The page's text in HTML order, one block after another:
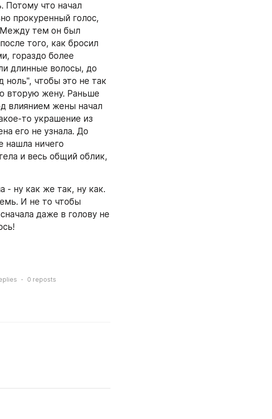
Потому что начал
прокуренный голос,
Между тем он был
того, как бросил
гораздо более
длинные волосы, до
ноль", чтобы это не так
вторую жену. Раньше
влиянием жены начал
то украшение из
его не узнала. До
нашла ничего
и весь общий облик,
- ну как же так, ну как.
И не то чтобы
даже в голову не
0 reposts